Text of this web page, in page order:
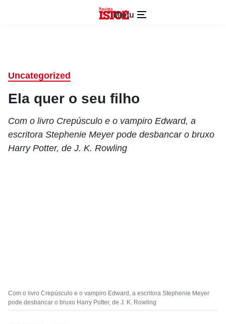
Menu
Uncategorized
Ela quer o seu filho
Com o livro Crepúsculo e o vampiro Edward, a
escritora Stephenie Meyer pode desbancar o bruxo
Harry Potter, de J. K. Rowling
Com o livro Crepúsculo e o vampiro Edward, a escritora Stephenie Meyer
pode desbancar o bruxo Harry Potter, de J. K. Rowling